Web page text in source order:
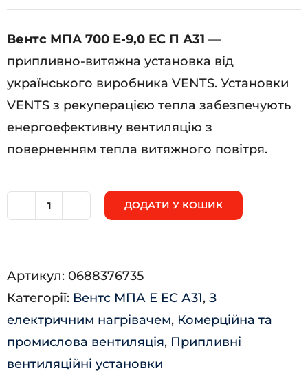
Вентс МПА 700 Е-9,0 ЕС П А31 —
припливно-витяжна установка від
українського виробника VENTS. Установки
VENTS з рекуперацією тепла забезпечують
енергоефективну вентиляцію з
поверненням тепла витяжного повітря.
Е-9,0
ЕС
П
А31
кількість
ДОДАТИ У КОШИК
Артикул: 0688376735
Категорії: Вентс МПА Е ЕС А31, З
електричним нагрівачем, Комерційна та
промислова вентиляція, Припливні
вентиляційні установки